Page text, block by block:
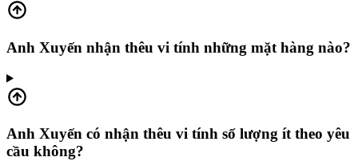
Anh Xuyến nhận thêu vi tính những mặt hàng nào?
Anh Xuyến có nhận thêu vi tính số lượng ít theo yêu
cầu không?